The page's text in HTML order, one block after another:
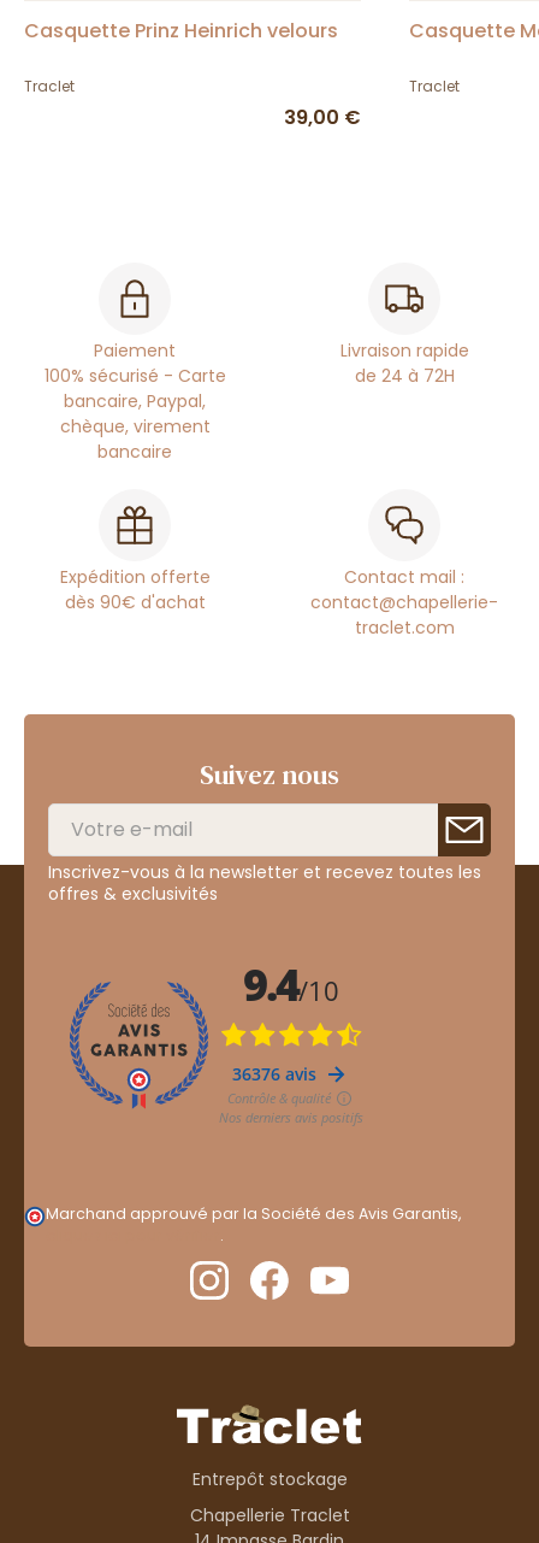
Casquette Prinz Heinrich velours
Traclet
39,00 €
Casquette
Traclet
Paiement
100% sécurisé - Carte
bancaire, Paypal,
chèque, virement
bancaire
Livraison rapide
de 24 à 72H
Expédition offerte
dès 90€ d'achat
Contact mail :
contact@chapellerie-
traclet.com
Suivez nous
Inscrivez-vous à la newsletter et recevez toutes les
offres & exclusivités
Marchand approuvé par la Société des Avis Garantis,
.
Entrepôt stockage
Chapellerie Traclet